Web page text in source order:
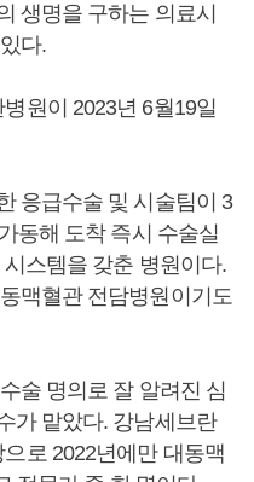
생명을 구하는 의료시
다.
원이 2023년 6월19일
응급수술 및 시술팀이 3
동해 도착 즉시 수술실
스템을 갖춘 병원이다.
맥혈관 전담병원이기도
술 명의로 잘 알려진 심
가 맡았다. 강남세브란
로 2022년에만 대동맥